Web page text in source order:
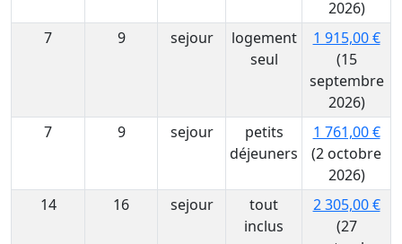
2026)
7
9 sejour
logement
seul
1 915,00 €
(15
septembre
2026)
7
9 sejour
petits
déjeuners
1 761,00 €
(2 octobre
2026)
14
16 sejour
tout
inclus
2 305,00 €
(27